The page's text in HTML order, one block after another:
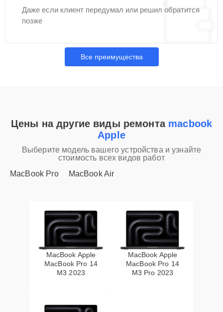
Даже если клиент передумал или решил обратится
позже
Все преимущества
Цены на другие виды ремонта macbook
Apple
Выберите модель вашего устройства и узнайте
стоимость всех видов работ
MacBook Pro
MacBook Air
MacBook Apple
MacBook Pro 14
M3 2023
MacBook Apple
MacBook Pro 14
M3 Pro 2023